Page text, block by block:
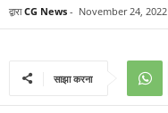
द्वारा CG News - November 24, 2022
साझा करना